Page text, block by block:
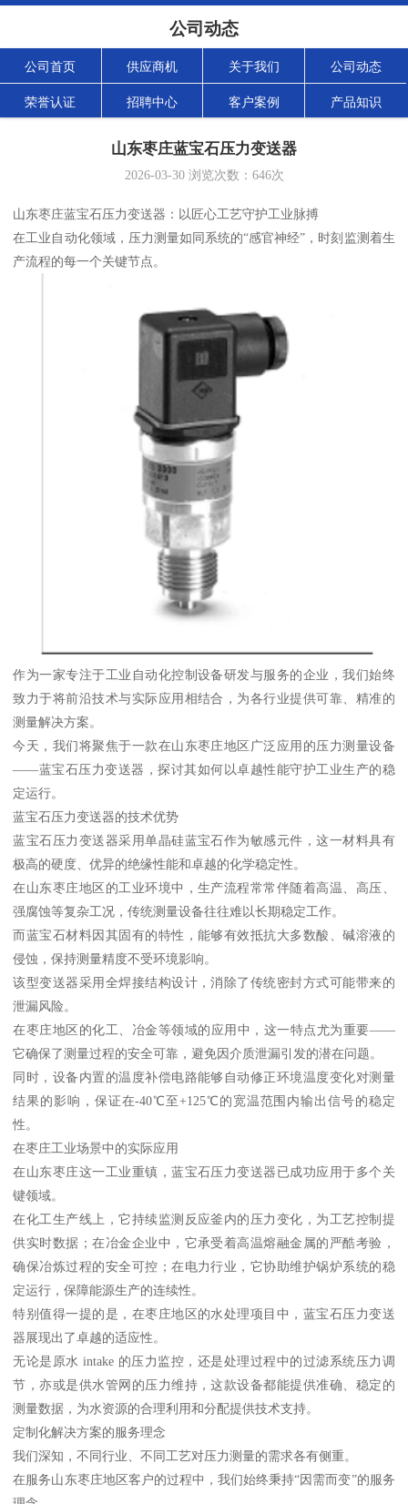
公司动态
公司首页 供应商机 关于我们 公司动态
荣誉认证 招聘中心 客户案例 产品知识
山东枣庄蓝宝石压力变送器
2026-03-30浏览次数： 646次
山东枣庄蓝宝石压力变送器：以匠心工艺守护工业脉搏
在工业自动化领域，压力测量如同系统的“感官神经”，时刻监测着生
产流程的每一个关键节点。
作为一家专注于工业自动化控制设备研发与服务的企业，我们始终
致力于将前沿技术与实际应用相结合，为各行业提供可靠、精准的
测量解决方案。
今天，我们将聚焦于一款在山东枣庄地区广泛应用的压力测量设备
——蓝宝石压力变送器，探讨其如何以卓越性能守护工业生产的稳
定运行。
蓝宝石压力变送器的技术优势
蓝宝石压力变送器采用单晶硅蓝宝石作为敏感元件，这一材料具有
极高的硬度、优异的绝缘性能和卓越的化学稳定性。
在山东枣庄地区的工业环境中，生产流程常常伴随着高温、高压、
强腐蚀等复杂工况，传统测量设备往往难以长期稳定工作。
而蓝宝石材料因其固有的特性，能够有效抵抗大多数酸、碱溶液的
侵蚀，保持测量精度不受环境影响。
该型变送器采用全焊接结构设计，消除了传统密封方式可能带来的
泄漏风险。
在枣庄地区的化工、冶金等领域的应用中，这一特点尤为重要——
它确保了测量过程的安全可靠，避免因介质泄漏引发的潜在问题。
同时，设备内置的温度补偿电路能够自动修正环境温度变化对测量
结果的影响，保证在-40℃至+125℃的宽温范围内输出信号的稳定
性。
在枣庄工业场景中的实际应用
在山东枣庄这一工业重镇，蓝宝石压力变送器已成功应用于多个关
键领域。
在化工生产线上，它持续监测反应釜内的压力变化，为工艺控制提
供实时数据；在冶金企业中，它承受着高温熔融金属的严酷考验，
确保冶炼过程的安全可控；在电力行业，它协助维护锅炉系统的稳
定运行，保障能源生产的连续性。
特别值得一提的是，在枣庄地区的水处理项目中，蓝宝石压力变送
器展现出了卓越的适应性。
无论是原水 intake 的压力监控，还是处理过程中的过滤系统压力调
节，亦或是供水管网的压力维持，这款设备都能提供准确、稳定的
测量数据，为水资源的合理利用和分配提供技术支持。
定制化解决方案的服务理念
我们深知，不同行业、不同工艺对压力测量的需求各有侧重。
在服务山东枣庄地区客户的过程中，我们始终秉持“因需而变”的服务